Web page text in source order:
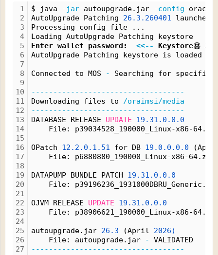
1
2
3
4
5
6
7
8
9
10
11
12
13
14
15
16
17
18
19
20
21
22
23
24
25
26
27
$ java -jar autoupgrade.jar -config
AutoUpgrade Patching 26.3.260401 launched
Processing config file ...
Loading AutoUpgrade Patching keystore
Enter wallet password: <<--
Keystore용 패
AutoUpgrade Patching keystore is loaded
Connected to MOS - Searching for specified
-----------------------------------
Downloading files to /oraimsi/media
-----------------------------------
DATABASE RELEASE UPDATE
19.31.0.0.0
File: p39034528_190000_Linux-x86-
OPatch 12.2.0.1.51 for DB 19.0.0.0.0 (Apr
File: p6880880_190000_Linux-x86-
DATAPUMP BUNDLE PATCH 19.31.0.0.0
File:
OJVM RELEASE UPDATE
19.31.0.0.0
File: p38906621_190000_Linux-x86-
autoupgrade.jar 26.3 (April 2026)
File: autoupgrade.jar
-
VALIDATED
-----------------------------------